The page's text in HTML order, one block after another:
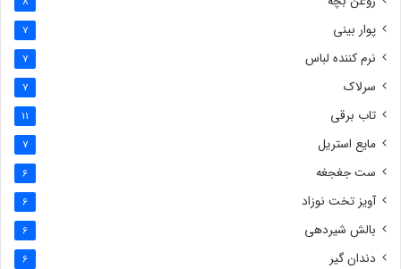
پوار بینی 7
نرم کننده لباس 7
سرلاک 7
تاب برقی 11
مایع استریل 7
ست جغجغه 6
آویز تخت نوزاد 6
بالش شیردهی 6
دندان گیر 6